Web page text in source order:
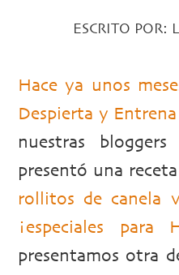
ESCRITO POR:
DESPIERTA
Hace ya unos
Despierta y
nuestras
presentó una
rollitos de canela
¡especiales para
presentamos otra